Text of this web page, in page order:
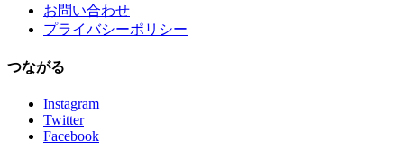
お問い合わせ
プライバシーポリシー
つながる
Instagram
Twitter
Facebook